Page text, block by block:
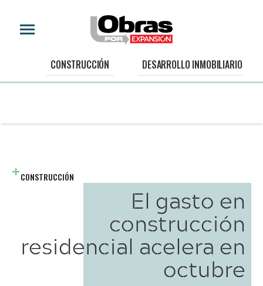
CONSTRUCCIÓN DESARROLLO INMOBILIARIO
CONSTRUCCIÓN
El gasto en
construcción
residencial acelera en
octubre